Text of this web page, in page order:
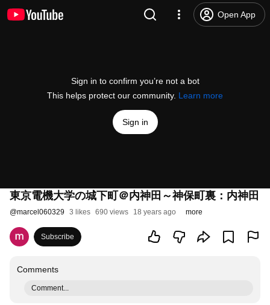
Open App
Sign in to confirm you’re not a bot
This helps protect our community. Learn more
Sign in
東京電機大学の城下町＠内神田～神保町裏：内神田
@marcel060329 3 likes 690 views 18 years ago more
Subscribe
Comments
Comment...